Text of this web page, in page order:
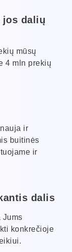
jos dalių
mūsų
4 mln prekių
ir
buitinės
ir
dalis
Jums
konkrečioje